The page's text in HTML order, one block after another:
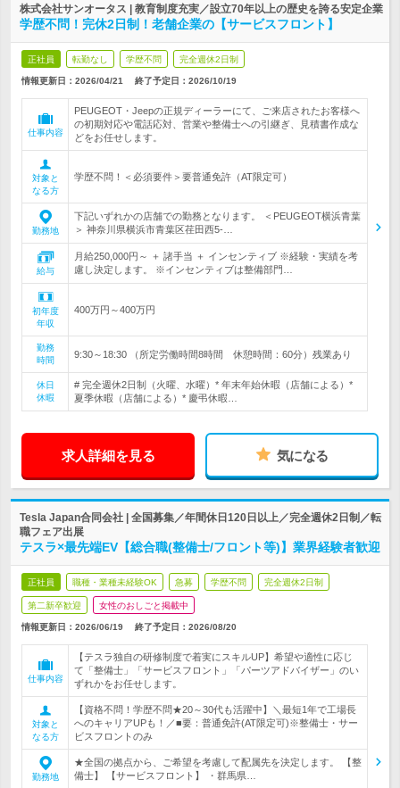
株式会社サンオータス | 教育制度充実／設立70年以上の歴史を誇る安定企業
学歴不問！完休2日制！老舗企業の【サービスフロント】
正社員 転勤なし 学歴不問 完全週休2日制
情報更新日：2026/04/21 終了予定日： 2026/10/19
仕事内容
PEUGEOT・Jeepの正規ディーラーにて、ご来店されたお客様へ
の初期対応や電話応対、営業や整備士への引継ぎ、見積書作成な
どをお任せします。
対象と
なる方
学歴不問！＜必須要件＞要普通免許（AT限定可）
勤務地
下記いずれかの店舗での勤務となります。 ＜PEUGEOT横浜青葉
＞ 神奈川県横浜市青葉区荏田西5-…
給与
月給250,000円～ ＋ 諸手当 ＋ インセンティブ ※経験・実績を考
慮し決定します。 ※インセンティブは整備部門…
初年度
年収
400万円～400万円
勤務
時間
9:30～18:30 （所定労働時間8時間 休憩時間：60分）残業あり
休日
休暇
# 完全週休2日制（火曜、水曜）* 年末年始休暇（店舗による）*
夏季休暇（店舗による）* 慶弔休暇…
求人詳細を見る 気になる
Tesla Japan合同会社 | 全国募集／年間休日120日以上／完全週休2日制／転
職フェア出展
テスラ×最先端EV【総合職(整備士/フロント等)】業界経験者歓迎
正社員 職種・業種未経験OK 急募 学歴不問 完全週休2日制
第二新卒歓迎 女性のおしごと掲載中
情報更新日：2026/06/19 終了予定日： 2026/08/20
仕事内容
【テスラ独自の研修制度で着実にスキルUP】希望や適性に応じ
て「整備士」「サービスフロント」「パーツアドバイザー」のい
ずれかをお任せします。
対象と
なる方
【資格不問！学歴不問★20～30代も活躍中】＼最短1年で工場長
へのキャリアUPも！／■要：普通免許(AT限定可)※整備士・サー
ビスフロントのみ
勤務地
★全国の拠点から、ご希望を考慮して配属先を決定します。 【整
備士】 【サービスフロント】 ・群馬県…